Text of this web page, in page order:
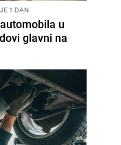
1 DAN
u
glavni na